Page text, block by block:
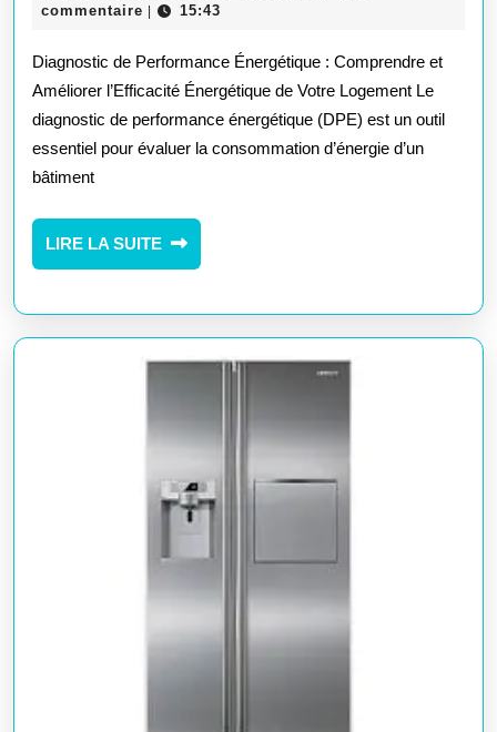
décembre
commentaire
15:43
Diagnostic de Performance Énergétique : Comprendre et
Améliorer l’Efficacité Énergétique de Votre Logement Le
diagnostic de performance énergétique (DPE) est un outil
essentiel pour évaluer la consommation d’énergie d’un
bâtiment
LIRE LA SUITE
LIRE
LA